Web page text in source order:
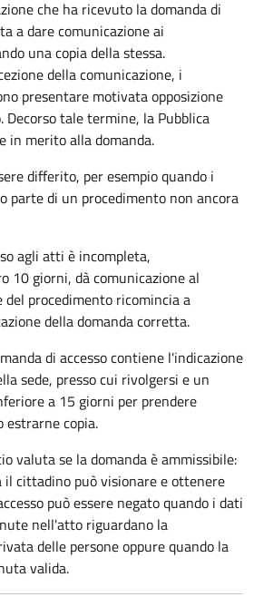
che ha ricevuto la domanda di
a dare comunicazione ai
una copia della stessa.
della comunicazione, i
presentare motivata opposizione
Decorso tale termine, la Pubblica
in merito alla domanda.
differito, per esempio quando i
parte di un procedimento non ancora
agli atti è incompleta,
10 giorni, dà comunicazione al
procedimento ricomincia a
della domanda corretta.
di accesso contiene l'indicazione
sede, presso cui rivolgersi e un
a 15 giorni per prendere
estrarne copia.
valuta se la domanda è ammissibile:
il cittadino può visionare e ottenere
può essere negato quando i dati
nell'atto riguardano la
delle persone oppure quando la
valida.